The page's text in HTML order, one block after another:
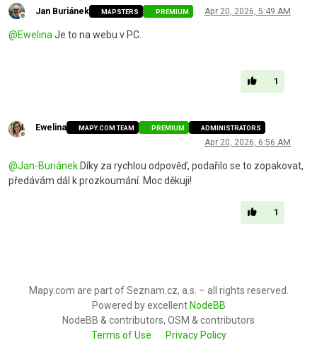
Jan Buriánek MAPSTERS PREMIUM Apr 20, 2026, 5:49 AM
@Ewelina Je to na webu v PC.
1
Ewelina MAPY.COM TEAM PREMIUM ADMINISTRATORS
Apr 20, 2026, 6:56 AM
@Jan-Buriánek Díky za rychlou odpověď, podařilo se to zopakovat,
předávám dál k prozkoumání. Moc děkuji!
1
Mapy.com are part of Seznam.cz, a.s. – all rights reserved.
Powered by excellent NodeBB
NodeBB & contributors, OSM & contributors
Terms of Use
Privacy Policy